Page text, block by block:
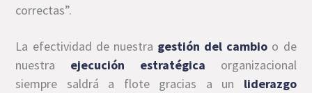
correctas”.
La efectividad de nuestra gestión del cambio o de
nuestra ejecución estratégica organizacional
siempre saldrá a flote gracias a un liderazgo